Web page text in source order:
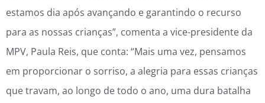
estamos dia após avançando e garantindo o recurso
para as nossas crianças”, comenta a vice-presidente da
MPV, Paula Reis, que conta: “Mais uma vez, pensamos
em proporcionar o sorriso, a alegria para essas crianças
que travam, ao longo de todo o ano, uma dura batalha